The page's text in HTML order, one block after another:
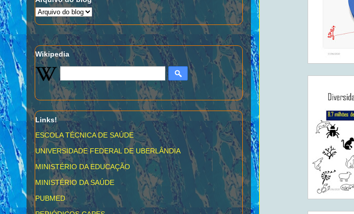
Wikipedia
Links!
ESCOLA TÉCNICA DE SAÚDE
UNIVERSIDADE FEDERAL DE UBERLÂNDIA
MINISTÉRIO DA EDUCAÇÃO
MINISTÉRIO DA SAÚDE
PUBMED